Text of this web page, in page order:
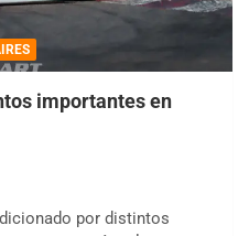
importantes en
por distintos